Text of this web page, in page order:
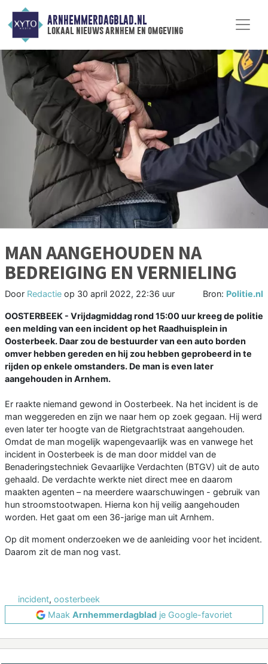
ARNHEMMERDAGBLAD.NL
lokaal nieuws arnhem en omgeving
MAN AANGEHOUDEN NA
BEDREIGING EN VERNIELING
Door Redactie op 30 april 2022, 22:36 uur Bron: Politie.nl
OOSTERBEEK - Vrijdagmiddag rond 15:00 uur kreeg de politie
een melding van een incident op het Raadhuisplein in
Oosterbeek. Daar zou de bestuurder van een auto borden
omver hebben gereden en hij zou hebben geprobeerd in te
rijden op enkele omstanders. De man is even later
aangehouden in Arnhem.
Er raakte niemand gewond in Oosterbeek. Na het incident is de
man weggereden en zijn we naar hem op zoek gegaan. Hij werd
even later ter hoogte van de Rietgrachtstraat aangehouden.
Omdat de man mogelijk wapengevaarlijk was en vanwege het
incident in Oosterbeek is de man door middel van de
Benaderingstechniek Gevaarlijke Verdachten (BTGV) uit de auto
gehaald. De verdachte werkte niet direct mee en daarom
maakten agenten – na meerdere waarschuwingen - gebruik van
hun stroomstootwapen. Hierna kon hij veilig aangehouden
worden. Het gaat om een 36-jarige man uit Arnhem.
Op dit moment onderzoeken we de aanleiding voor het incident.
Daarom zit de man nog vast.
incident, oosterbeek
Maak Arnhemmerdagblad je Google-favoriet